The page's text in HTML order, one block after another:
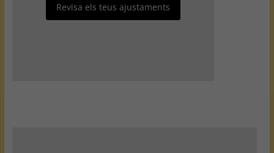
Revisa els teus ajustaments